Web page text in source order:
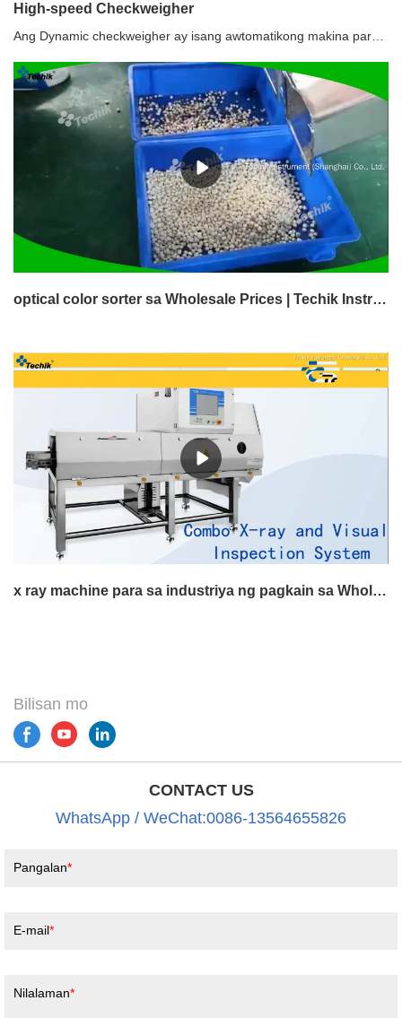
High-speed Checkweigher
Ang Dynamic checkweigher ay isang awtomatikong makina para sa pagsuri sa bigat ng mga naka-package na kalakal sa pamamagitan ng sensor at teknolohiya sa pagproseso ng digital na signal. Susuriin ng isang high speed checkweigher system ang mga timbang ng mga produkto habang nasa high speed na paggalaw, na tinatanggihan ang anumang mga produkto na lampas o mas mababa sa itinakdang timbang. Ito ay malawakang ginagamit sa parmasyutiko, mga pagkain, mga produkto ng personal na pangangalaga at magaan na industriya para sa in-line na pagsusuri ng timbang upang matiyak ang kalidad ng produkto.Inirerekomenda ang paggamit ng mga checkweigher system1. Pagsusuri para sa mga paketeng kulang/sobra sa timbang, pagsunod sa regulasyon ng pre-packaging2. Sinusuri ang mga nawawalang sangkap upang matiyak ang pagkakumpleto ng produkto3. Quality control, ang data ng timbang ng bawat produkto ay naitala4. Pag-uuri ng mga produkto ayon sa timbang5. Napagtatanto ang isang loop ng feedback ng impormasyon sa timbang, pag-optimize ng mga proseso ng pagpuno at dosing
optical color sorter sa Wholesale Prices | Techik Instrument (Shanghai) Co., Ltd.
x ray machine para sa industriya ng pagkain sa Wholesale Prices | Techik Instrument (Shanghai) Co., Ltd.
Bilisan mo
CONTACT US
WhatsApp / WeChat:0086-13564655826
Pangalan
E-mail
Nilalaman